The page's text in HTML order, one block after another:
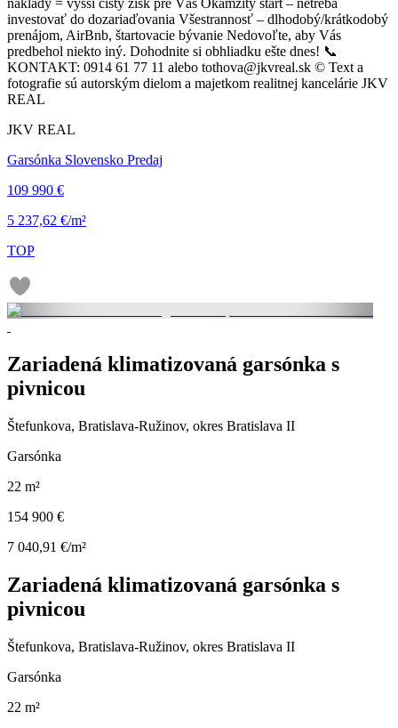
náklady = vyšší čistý zisk pre Vás Okamžitý štart – netreba
investovať do dozariaďovania Všestrannosť – dlhodobý/krátkodobý
prenájom, AirBnb, štartovacie bývanie Nedovoľte, aby Vás
predbehol niekto iný. Dohodnite si obhliadku ešte dnes! 📞
KONTAKT: 0914 61 77 11 alebo tothova@jkvreal.sk © Text a
fotografie sú autorským dielom a majetkom realitnej kancelárie JKV
REAL
JKV REAL
Garsónka Slovensko Predaj
109 990 €
5 237,62 €/m²
TOP
Zariadená klimatizovaná garsónka s
pivnicou
Štefunkova, Bratislava-Ružinov, okres Bratislava II
Garsónka
22 m²
154 900 €
7 040,91 €/m²
Zariadená klimatizovaná garsónka s
pivnicou
Štefunkova, Bratislava-Ružinov, okres Bratislava II
Garsónka
22 m²